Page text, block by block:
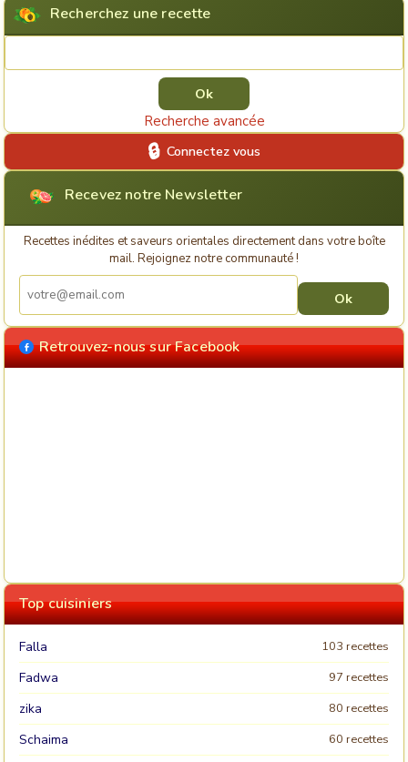
Recherchez une recette
Recherche avancée
Connectez vous
Recevez notre Newsletter
Recettes inédites et saveurs orientales directement dans votre boîte
mail. Rejoignez notre communauté !
Retrouvez-nous sur Facebook
Top cuisiniers
Falla 103 recettes
Fadwa 97 recettes
zika 80 recettes
Schaima 60 recettes